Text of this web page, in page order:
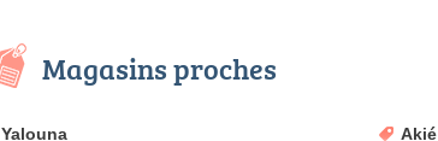
Magasins proches
Yalouna Akié